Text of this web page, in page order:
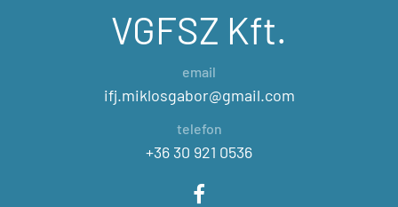
VGFSZ Kft.
email
ifj.miklosgabor@gmail.com
telefon
+36 30 921 0536